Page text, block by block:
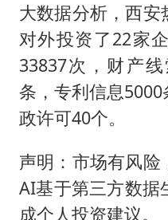
大数据分析，西
对外投资了22家
33837次，财产
条，专利信息
政许可40个。
声明：市场有风险
AI基于第三方数据
成个人投资建议。